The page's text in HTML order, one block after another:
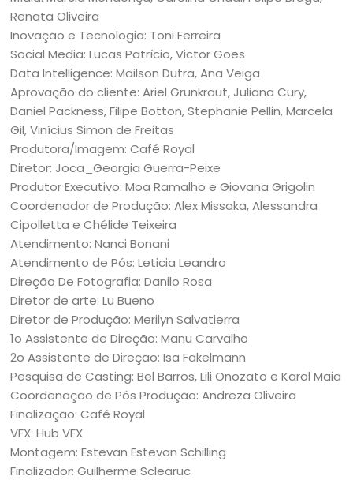
Renata Oliveira
Inovação e Tecnologia: Toni Ferreira
Social Media: Lucas Patrício, Victor Goes
Data Intelligence: Mailson Dutra, Ana Veiga
Aprovação do cliente: Ariel Grunkraut, Juliana Cury,
Daniel Packness, Filipe Botton, Stephanie Pellin, Marcela
Gil, Vinícius Simon de Freitas
Produtora/Imagem: Café Royal
Diretor: Joca_Georgia Guerra-Peixe
Produtor Executivo: Moa Ramalho e Giovana Grigolin
Coordenador de Produção: Alex Missaka, Alessandra
Cipolletta e Chélide Teixeira
Atendimento: Nanci Bonani
Atendimento de Pós: Leticia Leandro
Direção De Fotografia: Danilo Rosa
Diretor de arte: Lu Bueno
Diretor de Produção: Merilyn Salvatierra
1o Assistente de Direção: Manu Carvalho
2o Assistente de Direção: Isa Fakelmann
Pesquisa de Casting: Bel Barros, Lili Onozato e Karol Maia
Coordenação de Pós Produção: Andreza Oliveira
Finalização: Café Royal
VFX: Hub VFX
Montagem: Estevan Estevan Schilling
Finalizador: Guilherme Sclearuc